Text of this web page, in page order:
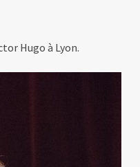
Hugo à Lyon.